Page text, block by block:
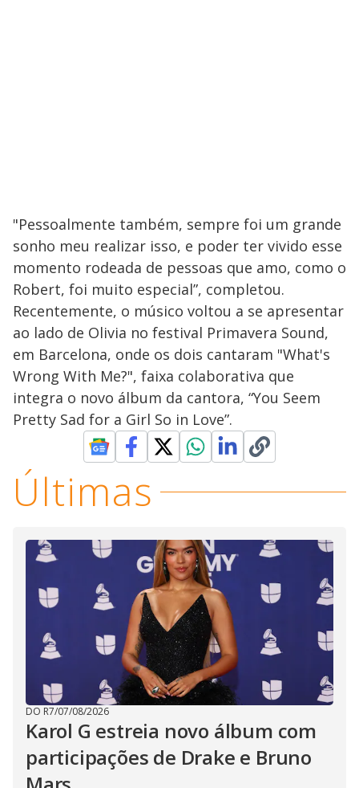
"Pessoalmente também, sempre foi um grande
sonho meu realizar isso, e poder ter vivido esse
momento rodeada de pessoas que amo, como o
Robert, foi muito especial”, completou.
Recentemente, o músico voltou a se apresentar
ao lado de Olivia no festival Primavera Sound,
em Barcelona, onde os dois cantaram "What's
Wrong With Me?", faixa colaborativa que
integra o novo álbum da cantora, “You Seem
Pretty Sad for a Girl So in Love”.
Últimas
DO R7/07/08/2026
Karol G estreia novo álbum com
participações de Drake e Bruno